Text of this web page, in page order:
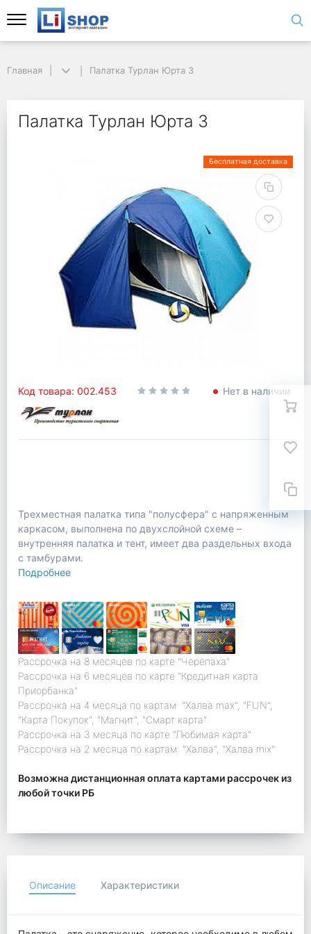
Главная Палатка Турлан Юрта 3
Палатка Турлан Юрта 3
Бесплатная доставка
Код товара: 002.453 Нет в наличии
Трехместная палатка типа "полусфера" с напряженным
каркасом, выполнена по двухслойной схеме –
внутренняя палатка и тент, имеет два раздельных входа
с тамбурами.
Подробнее
Рассрочка на 8 месяцев по карте "Черепаха"
Рассрочка на 6 месяцев по карте "Кредитная карта
Приорбанка"
Рассрочка на 4 месяца по картам: "Халва max", "FUN",
"Карта Покупок", "Магнит", "Смарт карта"
Рассрочка на 3 месяца по карте "Любимая карта"
Рассрочка на 2 месяца по картам: "Халва", "Халва mix"
Возможна дистанционная оплата картами рассрочек из
любой точки РБ
Описание Характеристики